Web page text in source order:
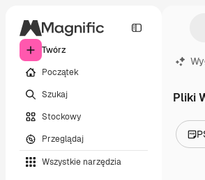
Twórz
Początek
Szukaj
Stockowy
Przeglądaj
Wszystkie narzędzia
Pliki